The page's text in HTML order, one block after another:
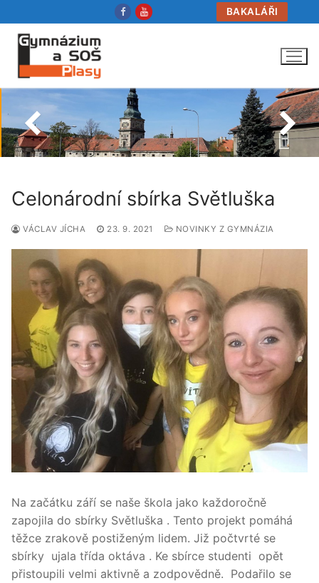
na
obsah
BAKALÁŘI
Celonárodní sbírka Světluška
VÁCLAV JÍCHA 23. 9. 2021 NOVINKY Z GYMNÁZIA
Na začátku září se naše škola jako každoročně
zapojila do sbírky Světluška . Tento projekt pomáhá
těžce zrakově postiženým lidem. Již počtvrté se
sbírky ujala třída oktáva . Ke sbírce studenti opět
přistoupili velmi aktivně a zodpovědně. Podařilo se